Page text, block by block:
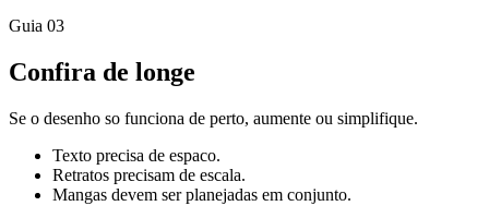
Guia 03
Confira de longe
Se o desenho so funciona de perto, aumente ou simplifique.
Texto precisa de espaco.
Retratos precisam de escala.
Mangas devem ser planejadas em conjunto.